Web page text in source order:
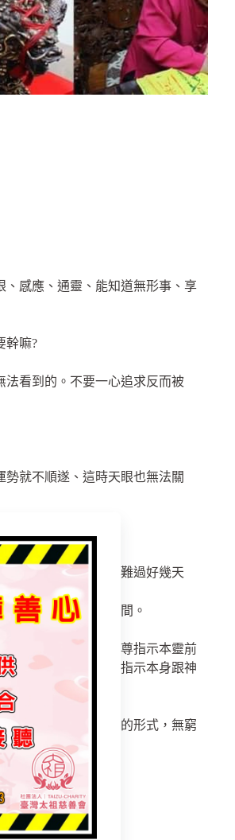
感應、通靈、能知道無形事、享
幹嘛?
法看到的。不要一心追求反而被
就不順遂、這時天眼也無法關
場不好、都會敏感難過好幾天
的靈體需花一段時間。
來請示師尊時，師尊指示本靈前
有一道靈光，師父指示本身跟神
，可幻化幾千萬種的形式，無窮